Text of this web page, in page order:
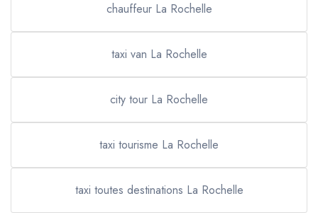
chauffeur La Rochelle
taxi van La Rochelle
city tour La Rochelle
taxi tourisme La Rochelle
taxi toutes destinations La Rochelle